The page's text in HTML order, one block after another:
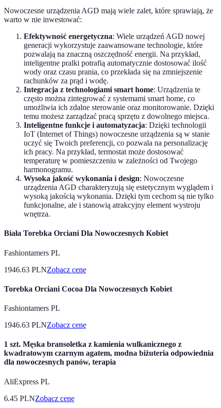
Nowoczesne urządzenia AGD mają wiele zalet, które sprawiają, że
warto w nie inwestować:
Efektywność energetyczna: Wiele urządzeń AGD nowej
generacji wykorzystuje zaawansowane technologie, które
pozwalają na znaczną oszczędność energii. Na przykład,
inteligentne pralki potrafią automatycznie dostosować ilość
wody oraz czasu prania, co przekłada się na zmniejszenie
rachunków za prąd i wodę.
Integracja z technologiami smart home: Urządzenia te
często można zintegrować z systemami smart home, co
umożliwia ich zdalne sterowanie oraz monitorowanie. Dzięki
temu możesz zarządzać pracą sprzętu z dowolnego miejsca.
Inteligentne funkcje i automatyzacja: Dzięki technologii
IoT (Internet of Things) nowoczesne urządzenia są w stanie
uczyć się Twoich preferencji, co pozwala na personalizację
ich pracy. Na przykład, termostat może dostosować
temperaturę w pomieszczeniu w zależności od Twojego
harmonogramu.
Wysoka jakość wykonania i design: Nowoczesne
urządzenia AGD charakteryzują się estetycznym wyglądem i
wysoką jakością wykonania. Dzięki tym cechom są nie tylko
funkcjonalne, ale i stanowią atrakcyjny element wystroju
wnętrza.
Biała Torebka Orciani Dla Nowoczesnych Kobiet
Fashiontamers PL
1946.63 PLNZobacz cenę
Torebka Orciani Cocoa Dla Nowoczesnych Kobiet
Fashiontamers PL
1946.63 PLNZobacz cenę
1 szt. Męska bransoletka z kamienia wulkanicznego z
kwadratowym czarnym agatem, modna biżuteria odpowiednia
dla nowoczesnych panów, terapia
AliExpress PL
6.45 PLNZobacz cenę